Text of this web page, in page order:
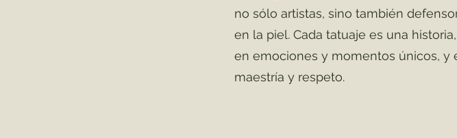
no sólo artistas, sino también
en la piel. Cada tatuaje es una
en emociones y momentos únicos, y
maestría y respeto.